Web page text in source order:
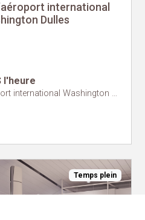
international
Dulles
l'heure
HMSHost à l’aéroport international Washington Dulles
Temps plein